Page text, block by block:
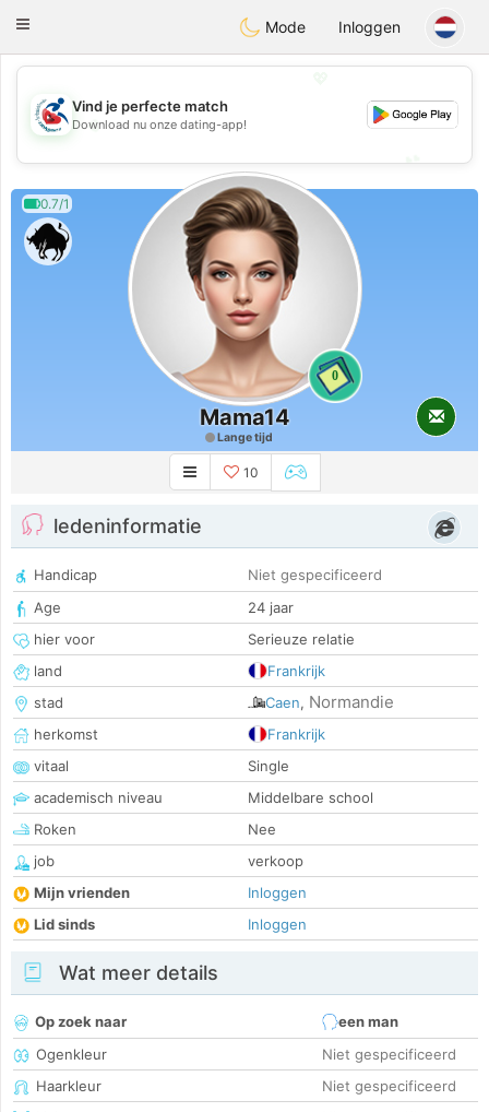
Handi Space
Toggle
Mode Inloggen
💖
💕
Vind je perfecte match
Download nu onze dating-app!
0.7/1
0
Mama14
Lange tijd
10
ledeninformatie
Handicap
Niet gespecificeerd
Age
24 jaar
hier voor
Serieuze relatie
land
Frankrijk
stad
Caen, Normandie
herkomst
Frankrijk
vitaal
Single
academisch niveau
Middelbare school
Roken
Nee
job
verkoop
Mijn vrienden
Inloggen
Lid sinds
Inloggen
Wat meer details
Op zoek naar
een man
Ogenkleur
Niet gespecificeerd
Haarkleur
Niet gespecificeerd